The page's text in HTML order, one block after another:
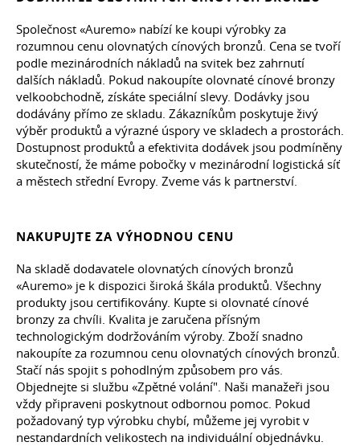
Společnost «Auremo» nabízí ke koupi výrobky za
rozumnou cenu olovnatých cínových bronzů. Cena se tvoří
podle mezinárodních nákladů na svitek bez zahrnutí
dalších nákladů. Pokud nakoupíte olovnaté cínové bronzy
velkoobchodně, získáte speciální slevy. Dodávky jsou
dodávány přímo ze skladu. Zákazníkům poskytuje živý
výběr produktů a výrazné úspory ve skladech a prostorách.
Dostupnost produktů a efektivita dodávek jsou podmíněny
skutečností, že máme pobočky v mezinárodní logistická síť
a městech střední Evropy. Zveme vás k partnerství.
NAKUPUJTE ZA VÝHODNOU CENU
Na skladě dodavatele olovnatých cínových bronzů
«Auremo» je k dispozici široká škála produktů. Všechny
produkty jsou certifikovány. Kupte si olovnaté cínové
bronzy za chvíli. Kvalita je zaručena přísným
technologickým dodržováním výroby. Zboží snadno
nakoupíte za rozumnou cenu olovnatých cínových bronzů.
Stačí nás spojit s pohodlným způsobem pro vás.
Objednejte si službu «Zpětné volání". Naši manažeři jsou
vždy připraveni poskytnout odbornou pomoc. Pokud
požadovaný typ výrobku chybí, můžeme jej vyrobit v
nestandardních velikostech na individuální objednávku.